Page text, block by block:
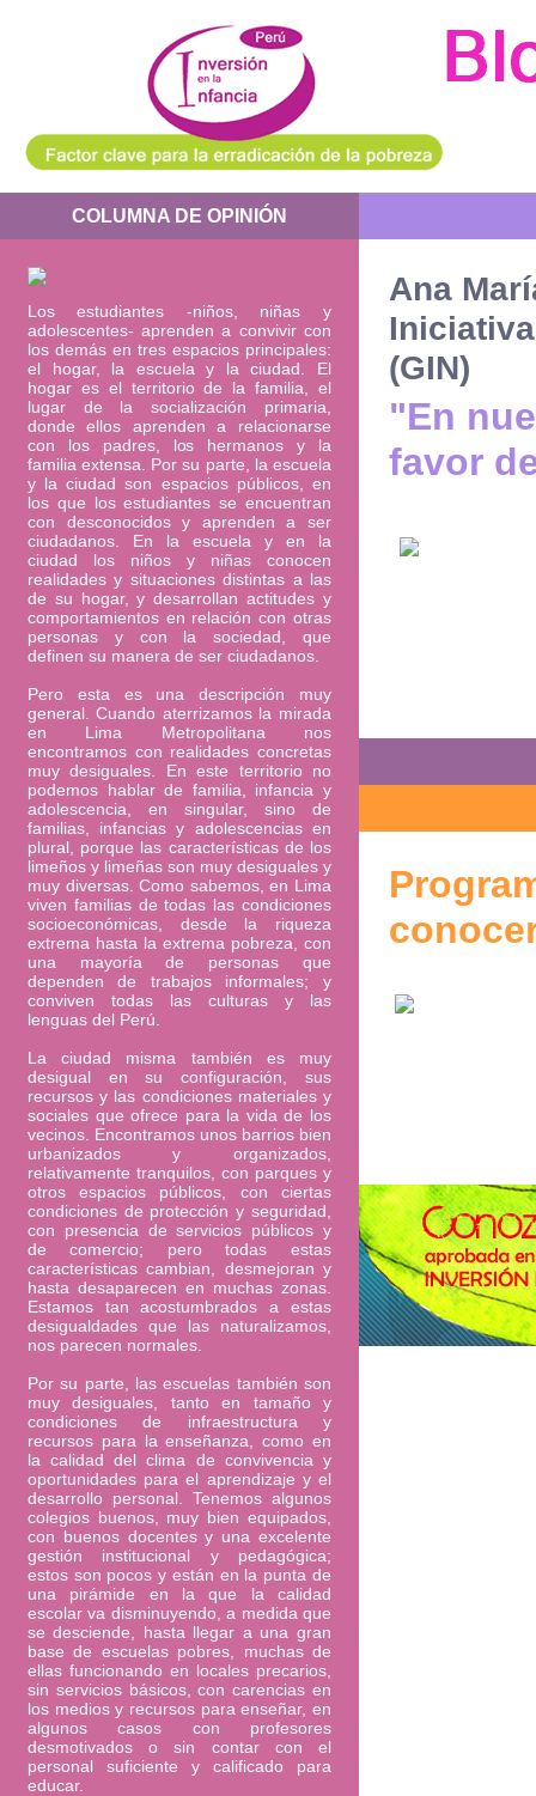
COLUMNA DE OPINIÓN
Los estudiantes -niños, niñas y
adolescentes- aprenden a convivir con
los demás en tres espacios principales:
el hogar, la escuela y la ciudad. El
hogar es el territorio de la familia, el
lugar de la socialización primaria,
donde ellos aprenden a relacionarse
con los padres, los hermanos y la
familia extensa. Por su parte, la escuela
y la ciudad son espacios públicos, en
los que los estudiantes se encuentran
con desconocidos y aprenden a ser
ciudadanos. En la escuela y en la
ciudad los niños y niñas conocen
realidades y situaciones distintas a las
de su hogar, y desarrollan actitudes y
comportamientos en relación con otras
personas y con la sociedad, que
definen su manera de ser ciudadanos.
Pero esta es una descripción muy
general. Cuando aterrizamos la mirada
en Lima Metropolitana nos
encontramos con realidades concretas
muy desiguales. En este territorio no
podemos hablar de familia, infancia y
adolescencia, en singular, sino de
familias, infancias y adolescencias en
plural, porque las características de los
limeños y limeñas son muy desiguales y
muy diversas. Como sabemos, en Lima
viven familias de todas las condiciones
socioeconómicas, desde la riqueza
extrema hasta la extrema pobreza, con
una mayoría de personas que
dependen de trabajos informales; y
conviven todas las culturas y las
lenguas del Perú.
La ciudad misma también es muy
desigual en su configuración, sus
recursos y las condiciones materiales y
sociales que ofrece para la vida de los
vecinos. Encontramos unos barrios bien
urbanizados y organizados,
relativamente tranquilos, con parques y
otros espacios públicos, con ciertas
condiciones de protección y seguridad,
con presencia de servicios públicos y
de comercio; pero todas estas
características cambian, desmejoran y
hasta desaparecen en muchas zonas.
Estamos tan acostumbrados a estas
desigualdades que las naturalizamos,
nos parecen normales.
Por su parte, las escuelas también son
muy desiguales, tanto en tamaño y
condiciones de infraestructura y
recursos para la enseñanza, como en
la calidad del clima de convivencia y
oportunidades para el aprendizaje y el
desarrollo personal. Tenemos algunos
colegios buenos, muy bien equipados,
con buenos docentes y una excelente
gestión institucional y pedagógica;
estos son pocos y están en la punta de
una pirámide en la que la calidad
escolar va disminuyendo, a medida que
se desciende, hasta llegar a una gran
base de escuelas pobres, muchas de
ellas funcionando en locales precarios,
sin servicios básicos, con carencias en
los medios y recursos para enseñar, en
algunos casos con profesores
desmotivados o sin contar con el
personal suficiente y calificado para
educar.
Ana
(GIN)
"En
favor